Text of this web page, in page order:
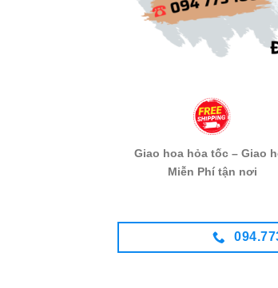
Giao hoa hỏa tốc – Giao
Miễn Phí tận nơi